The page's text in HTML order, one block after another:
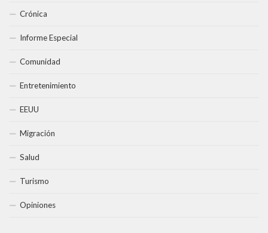
Crónica
Informe Especial
Comunidad
Entretenimiento
EEUU
Migración
Salud
Turismo
Opiniones